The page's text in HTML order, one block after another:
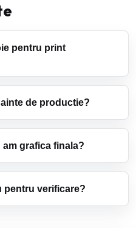
pentru print
de productie?
am grafica finala?
pentru verificare?